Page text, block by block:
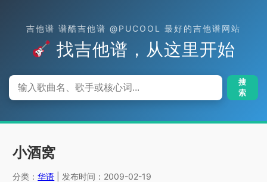
吉他谱 谱酷吉他谱 @PUCOOL 最好的吉他谱网站
找吉他谱，从这里开始
搜
索
小酒窝
分类：华语 | 发布时间：2009-02-19